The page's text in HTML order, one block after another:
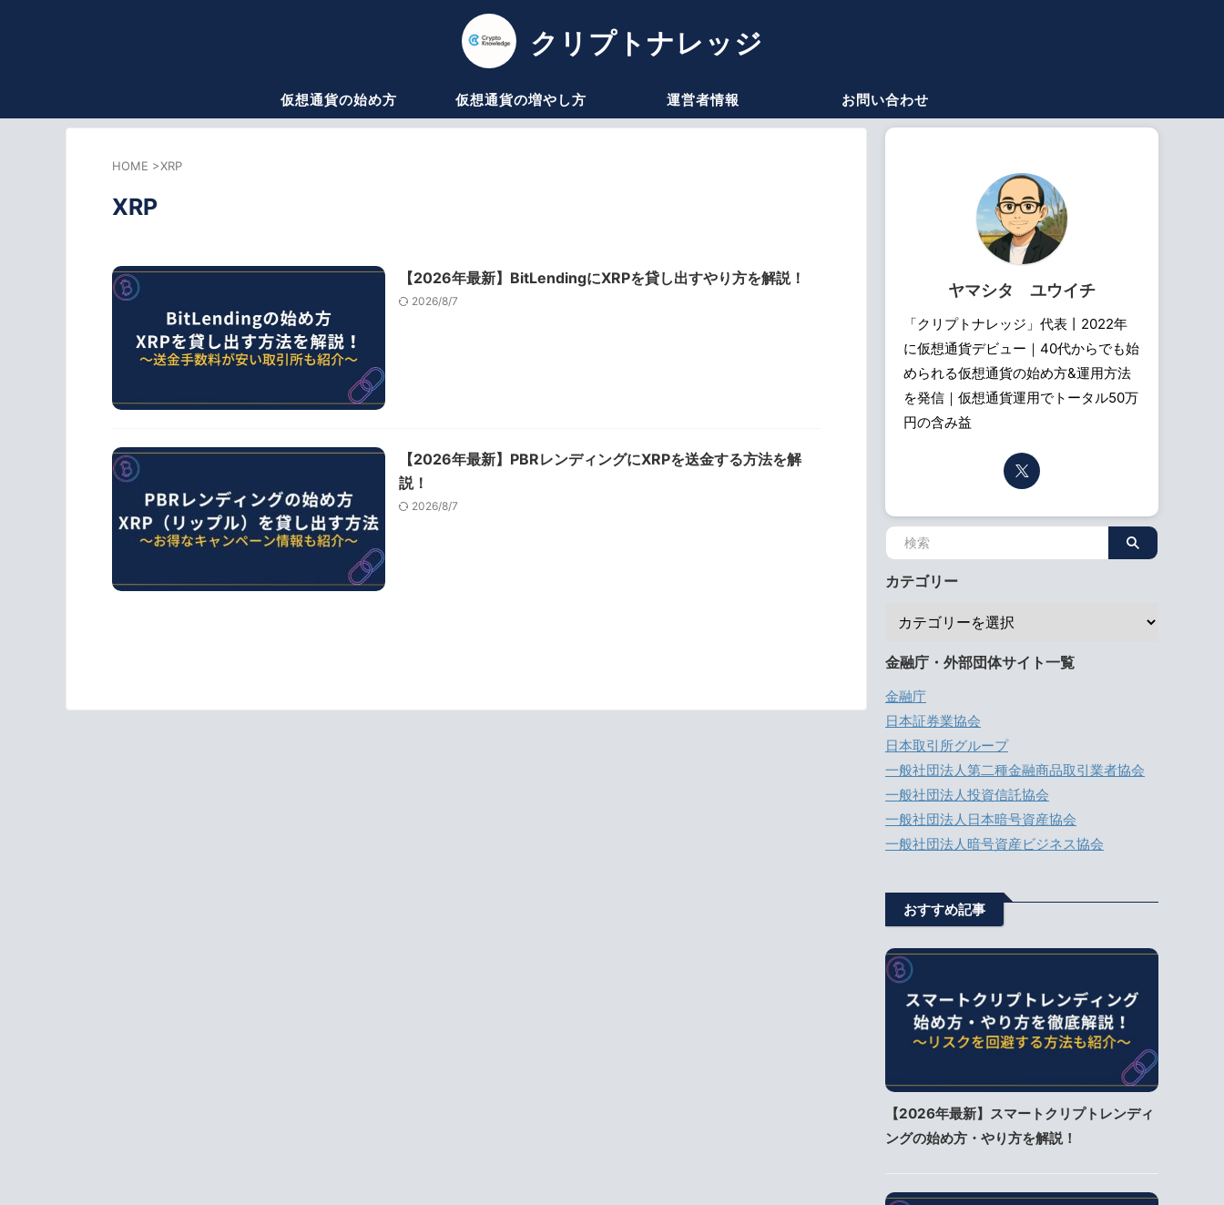
クリプトナレッジ
仮想通貨の始め方 仮想通貨の増やし方 運営者情報 お問い合わせ
HOME >XRP
XRP
【2026年最新】BitLendingにXRPを貸し出すやり方を解説！
2026/8/7
【2026年最新】PBRレンディングにXRPを送金する方法を解
説！
2026/8/7
ヤマシタ ユウイチ
「クリプトナレッジ」代表丨2022年
に仮想通貨デビュー｜40代からでも始
められる仮想通貨の始め方&運用方法
を発信｜仮想通貨運用でトータル50万
円の含み益
カテゴリー
金融庁・外部団体サイト一覧
金融庁
日本証券業協会
日本取引所グループ
一般社団法人第二種金融商品取引業者協会
一般社団法人投資信託協会
一般社団法人日本暗号資産協会
一般社団法人暗号資産ビジネス協会
おすすめ記事
【2026年最新】スマートクリプトレンディ
ングの始め方・やり方を解説！